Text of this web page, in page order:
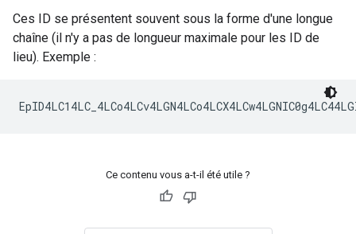
Ces ID se présentent souvent sous la forme d'une longue
chaîne (il n'y a pas de longueur maximale pour les ID de
lieu). Exemple :
Ce contenu vous a-t-il été utile ?